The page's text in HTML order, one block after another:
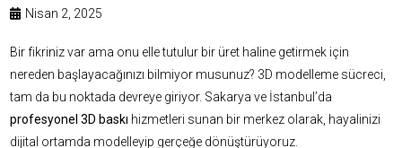
Nisan 2, 2025
Bir fikriniz var ama onu elle tutulur bir üret haline getirmek için
nereden başlayacağınızı bilmiyor musunuz? 3D modelleme sücreci,
tam da bu noktada devreye giriyor. Sakarya ve İstanbul’da
profesyonel 3D baskı hizmetleri sunan bir merkez olarak, hayalinizi
dijital ortamda modelleyip gerçeğe dönüştürüyoruz.